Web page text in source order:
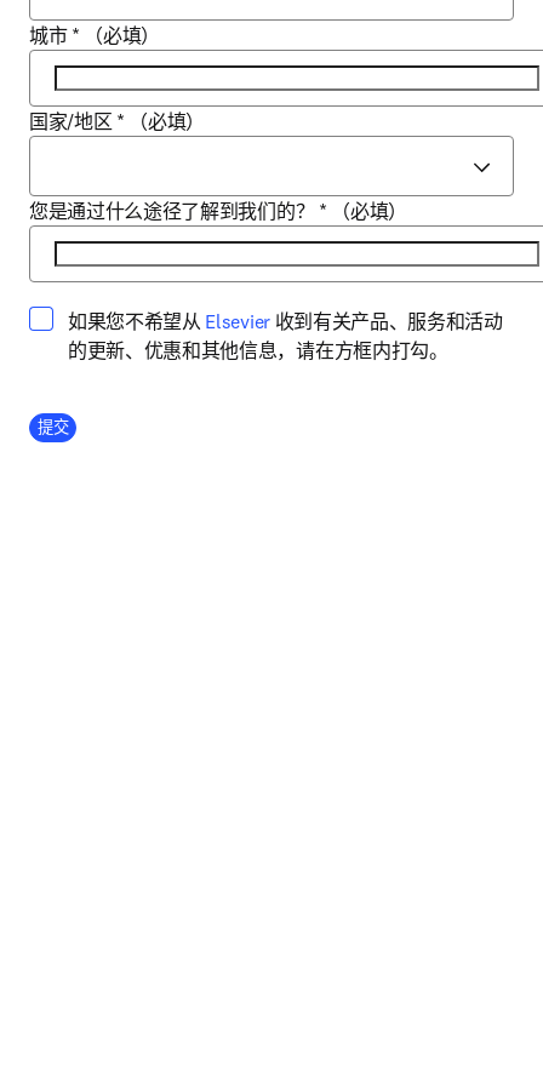
城市 * （必填）
国家/地区 * （必填）
您是通过什么途径了解到我们的？ * （必填）
如果您不希望从 Elsevieropens in new tab/window
收到有关产品、服务和活动
的更新、优惠和其他信息，请在方框内打勾。
Company Division
提交